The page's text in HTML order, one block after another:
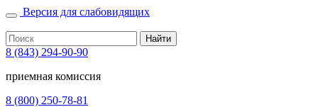
Версия для слабовидящих
Найти
8 (843) 294-90-90
приемная комиссия
8 (800) 250-78-81